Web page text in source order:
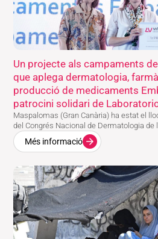
Un projecte als campaments
que aplega dermatologia,
producció de medicaments
patrocini solidari de
Maspalomas (Gran Canària) ha estat el
del Congrés Nacional de Dermatologia de
Més informació